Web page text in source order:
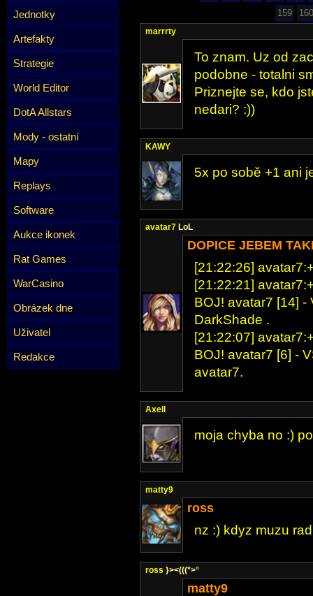
Jednotky
Artefakty
Strategie
World Editor
DotA Allstars
Mody - ostatní
Mapy
Replays
Software
Aukce ikonek
Rat Games
WarCasino
Obrázek dne
Uživatel
Redakce
159
160
marrrty
To znam. Uz od
podobne - totalni
Priznejte se, kdo
nedari? :))
KAWY
5x po sobě +1 ani
avatar7 LoL
DOPICE JEBEM
[21:22:26]
[21:22:21]
BOJ! avatar7 [14] -
DarkShade .
[21:22:07]
BOJ! avatar7 [6] -
avatar7.
Axell
moja chyba no :)
matty9
ross
nz :) kdyz muzu
ross }><(((*>°
matty9